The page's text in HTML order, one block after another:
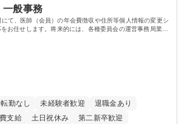
一般事務
て、医師（会員）の年会費徴収や住所等個人情報の変更シ
お任せします。将来的には、各種委員会の運営事務局業務
きます。
転勤なし 未経験者歓迎
退職金あり
支給 土日祝休み 第二新卒歓迎